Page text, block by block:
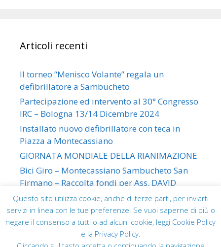
Articoli recenti
Il torneo “Menisco Volante” regala un
defibrillatore a Sambucheto
Partecipazione ed intervento al 30° Congresso
IRC – Bologna 13/14 Dicembre 2024
Installato nuovo defibrillatore con teca in
Piazza a Montecassiano
GIORNATA MONDIALE DELLA RIANIMAZIONE
Bici Giro – Montecassiano Sambucheto San
Firmano – Raccolta fondi per Ass. DAVID
CARELLI
Questo sito utilizza cookie, anche di terze parti, per inviarti
servizi in linea con le tue preferenze. Se vuoi saperne di più o
negare il consenso a tutti o ad alcuni cookie, leggi Cookie Policy
e la Privacy Policy.